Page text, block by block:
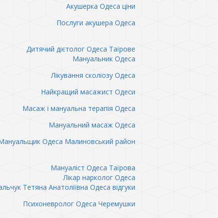
Акушерка Одеса ціни
Послуги акушера Одеса
Дитячий дієтолог Одеса Таїрове
Мануальник Одеса
Лікування сколіозу Одеса
Найкращий масажист Одеси
Масаж і мануальна терапія Одеса
Мануальний масаж Одеса
Одеса Малиновський район
Мануаліст Одеса Таїрова
Лікар нарколог Одеса
Тетяна Анатоліївна Одеса відгуки
Психоневролог Одеса Черемушки